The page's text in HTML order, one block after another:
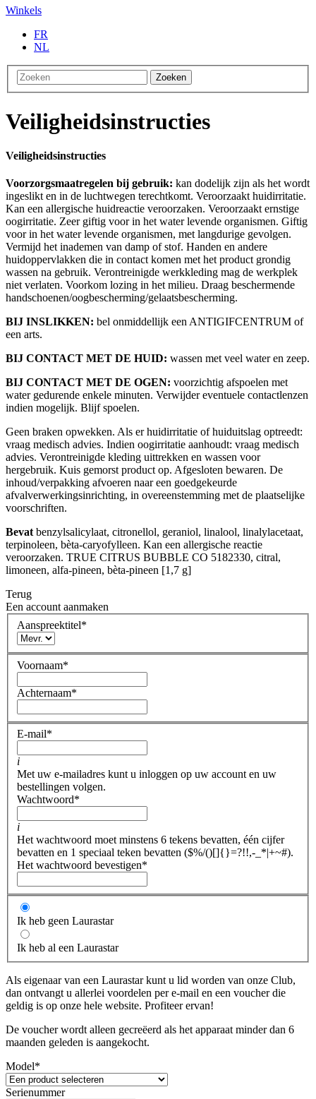
Winkels
FR
NL
Zoeken
Veiligheidsinstructies
Veiligheidsinstructies
Voorzorgsmaatregelen bij gebruik: kan dodelijk zijn als het wordt
ingeslikt en in de luchtwegen terechtkomt. Veroorzaakt huidirritatie.
Kan een allergische huidreactie veroorzaken. Veroorzaakt ernstige
oogirritatie. Zeer giftig voor in het water levende organismen. Giftig
voor in het water levende organismen, met langdurige gevolgen.
Vermijd het inademen van damp of stof. Handen en andere
huidoppervlakken die in contact komen met het product grondig
wassen na gebruik. Verontreinigde werkkleding mag de werkplek
niet verlaten. Voorkom lozing in het milieu. Draag beschermende
handschoenen/oogbescherming/gelaatsbescherming.
BIJ INSLIKKEN: bel onmiddellijk een ANTIGIFCENTRUM of
een arts.
BIJ CONTACT MET DE HUID: wassen met veel water en zeep.
BIJ CONTACT MET DE OGEN: voorzichtig afspoelen met
water gedurende enkele minuten. Verwijder eventuele contactlenzen
indien mogelijk. Blijf spoelen.
Geen braken opwekken. Als er huidirritatie of huiduitslag optreedt:
vraag medisch advies. Indien oogirritatie aanhoudt: vraag medisch
advies. Verontreinigde kleding uittrekken en wassen voor
hergebruik. Kuis gemorst product op. Afgesloten bewaren. De
inhoud/verpakking afvoeren naar een goedgekeurde
afvalverwerkingsinrichting, in overeenstemming met de plaatselijke
voorschriften.
Bevatbenzylsalicylaat, citronellol, geraniol, linalool, linalylacetaat,
terpinoleen, bèta-caryofylleen. Kan een allergische reactie
veroorzaken. TRUE CITRUS BUBBLE CO 5182330, citral,
limoneen, alfa-pineen, bèta-pineen [1,7 g]
Terug
Een account aanmaken
Aanspreektitel*
Voornaam*
Achternaam*
E-mail*
i
Met uw e-mailadres kunt u inloggen op uw account en uw
bestellingen volgen.
Wachtwoord*
i
Het wachtwoord moet minstens 6 tekens bevatten, één cijfer
bevatten en 1 speciaal teken bevatten ($%/()[]{}=?!!,-_*|+~#).
Het wachtwoord bevestigen*
Ik heb geen Laurastar
Ik heb al een Laurastar
Als eigenaar van een Laurastar kunt u lid worden van onze Club,
dan ontvangt u allerlei voordelen per e-mail en een voucher die
geldig is op onze hele website. Profiteer ervan!
De voucher wordt alleen gecreëerd als het apparaat minder dan 6
maanden geleden is aangekocht.
Model*
Serienummer